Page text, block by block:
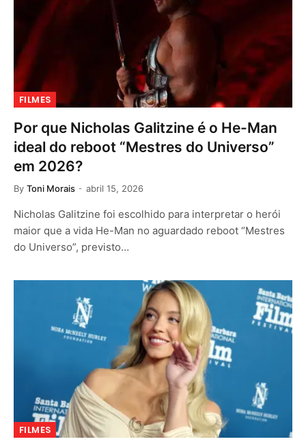
FILMES
Por que Nicholas Galitzine é o He-Man
ideal do reboot “Mestres do Universo”
em 2026?
By Toni Morais abril 15, 2026
Nicholas Galitzine foi escolhido para interpretar o herói
maior que a vida He-Man no aguardado reboot “Mestres
do Universo”, previsto…
FILMES